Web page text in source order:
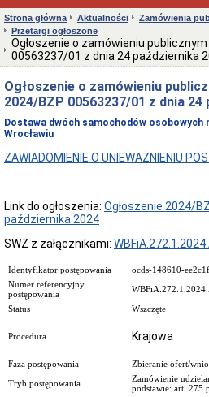
adresowe
Podstawy
prawne
działalności
i
kompetencje
Przedmiot
działania
kompetencje
Statystyki
Wojewódzka
Rada
Zabytków
Poradnik
klienta
załatwić
sprawę
Przyjmowanie
Strona główna Aktualności
Zamówienia
Przetargi ogłoszone
Ogłoszenie o zamówieniu
00563237/01 z dnia 24 października
Ogłoszenie o zamówieniu
2024/BZP 00563237/01 z dnia
Dostawa dwóch samochodów osobowych
Wrocławiu
ZAWIADOMIENIE O UNIEWAŻNIENIU
Link do ogłoszenia: Ogłoszenie 2024/
października 2024
SWZ z załącznikami:
Identyfikator postępowania
ocds-148610-
Numer referencyjny
postępowania
Status
Wszczęte
Procedura Krajowa
Faza postępowania
Zbieranie ofert/
Tryb postępowania
Zamówienie
podstawie: art. 275